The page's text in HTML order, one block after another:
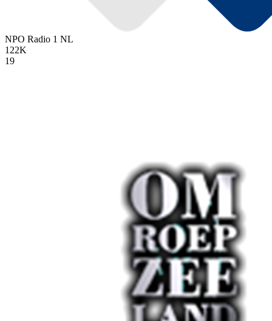
NPO Radio 1 NL
122K
19